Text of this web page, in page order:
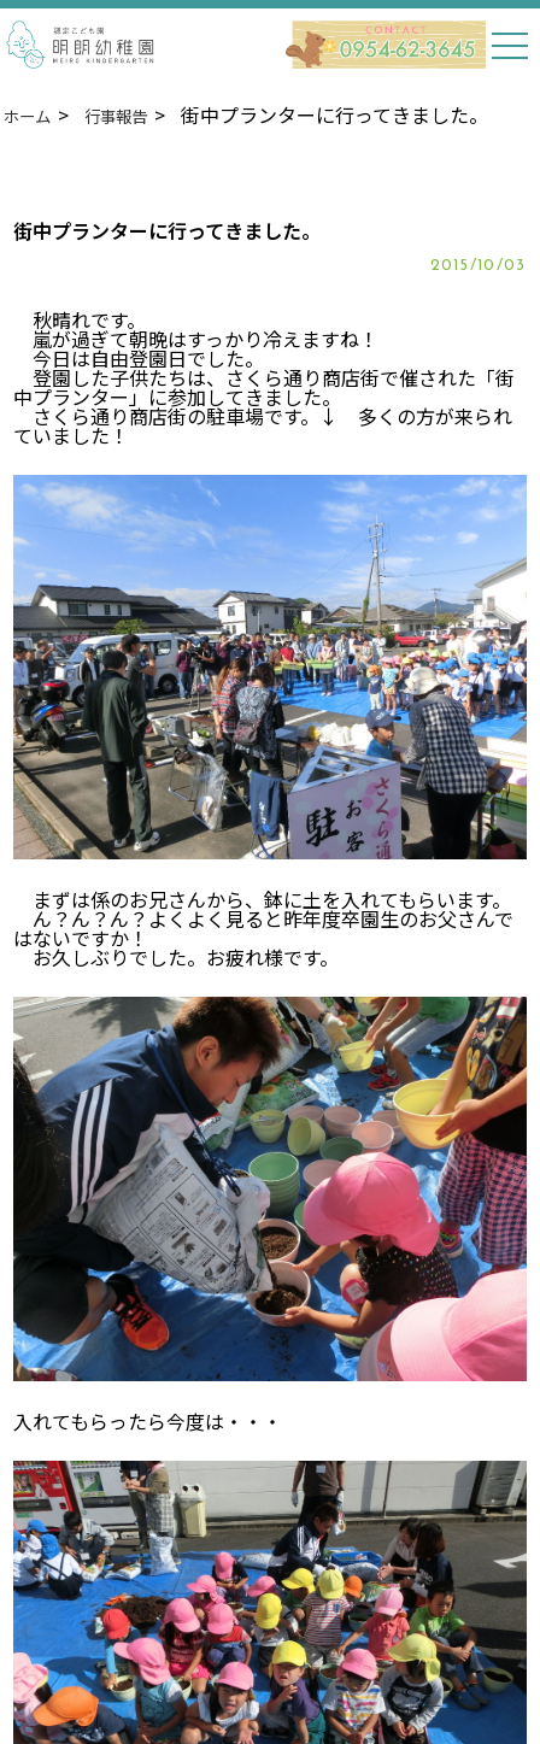
ホーム 行事報告 街中プランターに行ってきました。
街中プランターに行ってきました。
2015/10/03
秋晴れです。
嵐が過ぎて朝晩はすっかり冷えますね！
今日は自由登園日でした。
登園した子供たちは、さくら通り商店街で催された「街
中プランター」に参加してきました。
さくら通り商店街の駐車場です。↓ 多くの方が来られ
ていました！
まずは係のお兄さんから、鉢に土を入れてもらいます。
ん？ん？ん？よくよく見ると昨年度卒園生のお父さんで
はないですか！
お久しぶりでした。お疲れ様です。
入れてもらったら今度は・・・